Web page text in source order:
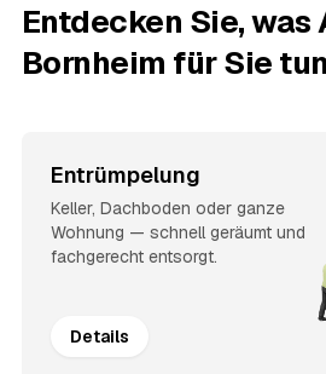
Entdecken Sie, was
Bornheim für Sie
Entrümpelung
Keller, Dachboden oder ganze
Wohnung — schnell geräumt und
fachgerecht entsorgt.
Details